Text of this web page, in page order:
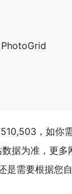
PhotoGrid
，如你
据为准，更
需要根据您